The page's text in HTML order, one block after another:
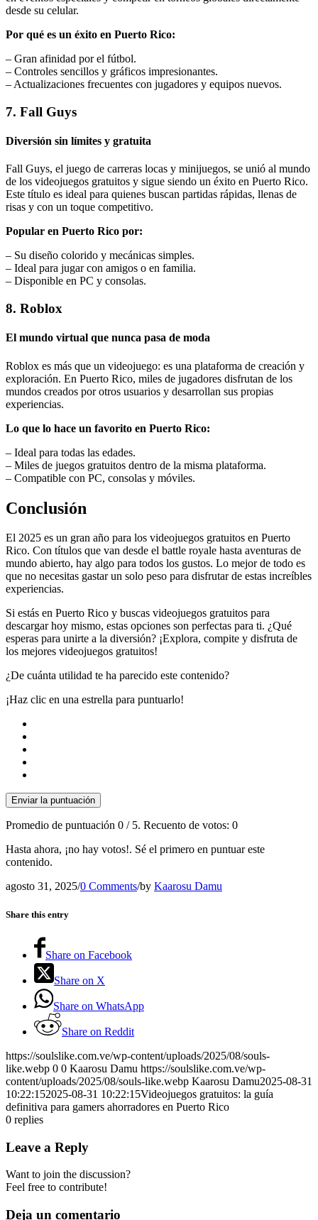
desde su celular.
Por qué es un éxito en Puerto Rico:
– Gran afinidad por el fútbol.
– Controles sencillos y gráficos impresionantes.
– Actualizaciones frecuentes con jugadores y equipos nuevos.
7. Fall Guys
Diversión sin límites y gratuita
Fall Guys, el juego de carreras locas y minijuegos, se unió al mundo
de los videojuegos gratuitos y sigue siendo un éxito en Puerto Rico.
Este título es ideal para quienes buscan partidas rápidas, llenas de
risas y con un toque competitivo.
Popular en Puerto Rico por:
– Su diseño colorido y mecánicas simples.
– Ideal para jugar con amigos o en familia.
– Disponible en PC y consolas.
8. Roblox
El mundo virtual que nunca pasa de moda
Roblox es más que un videojuego: es una plataforma de creación y
exploración. En Puerto Rico, miles de jugadores disfrutan de los
mundos creados por otros usuarios y desarrollan sus propias
experiencias.
Lo que lo hace un favorito en Puerto Rico:
– Ideal para todas las edades.
– Miles de juegos gratuitos dentro de la misma plataforma.
– Compatible con PC, consolas y móviles.
Conclusión
El 2025 es un gran año para los videojuegos gratuitos en Puerto
Rico. Con títulos que van desde el battle royale hasta aventuras de
mundo abierto, hay algo para todos los gustos. Lo mejor de todo es
que no necesitas gastar un solo peso para disfrutar de estas increíbles
experiencias.
Si estás en Puerto Rico y buscas videojuegos gratuitos para
descargar hoy mismo, estas opciones son perfectas para ti. ¿Qué
esperas para unirte a la diversión? ¡Explora, compite y disfruta de
los mejores videojuegos gratuitos!
¿De cuánta utilidad te ha parecido este contenido?
¡Haz clic en una estrella para puntuarlo!
Enviar la puntuación
Promedio de puntuación 0 / 5. Recuento de votos: 0
Hasta ahora, ¡no hay votos!. Sé el primero en puntuar este
contenido.
agosto 31, 2025/0 Comments/by Kaarosu Damu
Share this entry
Share on Facebook
Share on X
Share on WhatsApp
Share on Reddit
https://soulslike.com.ve/wp-content/uploads/2025/08/souls-
like.webp 0 0 Kaarosu Damu https://soulslike.com.ve/wp-
content/uploads/2025/08/souls-like.webp Kaarosu Damu2025-08-31
10:22:152025-08-31 10:22:15Videojuegos gratuitos: la guía
definitiva para gamers ahorradores en Puerto Rico
0 replies
Leave a Reply
Want to join the discussion?
Feel free to contribute!
Deja un comentario